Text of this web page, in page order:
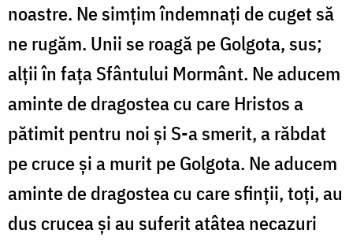
noastre. Ne simțim îndemnați de cuget să
ne rugăm. Unii se roagă pe Golgota, sus;
alții în fața Sfântului Mormânt. Ne aducem
aminte de dragostea cu care Hristos a
pătimit pentru noi și S-a smerit, a răbdat
pe cruce și a murit pe Golgota. Ne aducem
aminte de dragostea cu care sfinții, toți, au
dus crucea și au suferit atâtea necazuri